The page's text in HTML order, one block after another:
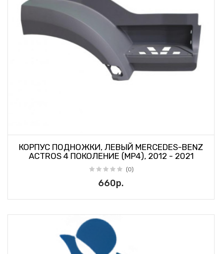
КОРПУС ПОДНОЖКИ, ЛЕВЫЙ MERCEDES-BENZ
ACTROS 4 ПОКОЛЕНИЕ (MP4), 2012 - 2021
(0)
660р.